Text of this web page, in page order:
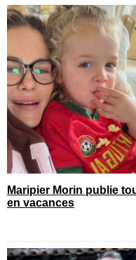
Maripier Morin publie
en vacances